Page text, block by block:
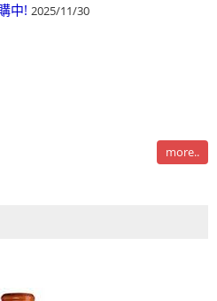
中! 2025/11/30
more..